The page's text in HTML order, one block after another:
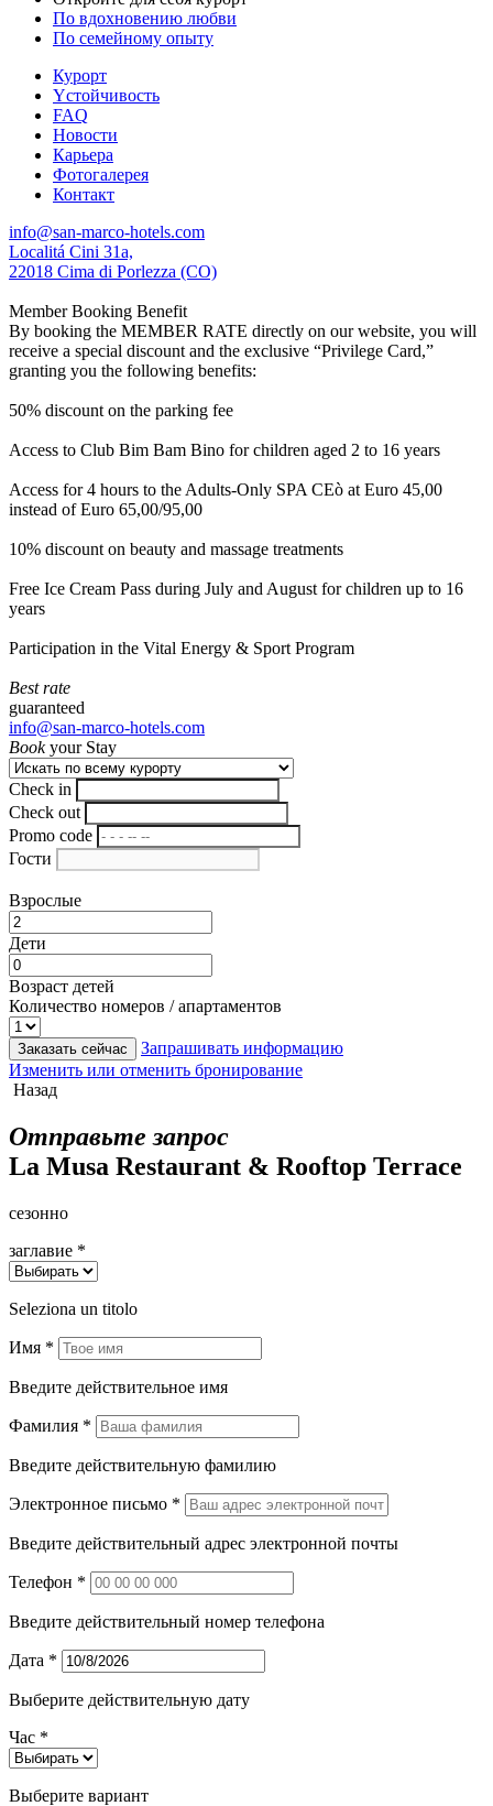
По вдохновению любви
По семейному опыту
Курорт
Yстойчивость
FAQ
Новости
Карьера
Фотогалерея
Контакт
info@san-marco-hotels.com
Localitá Cini 31a,
22018 Cima di Porlezza (CO)
Member Booking Benefit
By booking the MEMBER RATE directly on our website, you will
receive a special discount and the exclusive “Privilege Card,”
granting you the following benefits:
50% discount on the parking fee
Access to Club Bim Bam Bino for children aged 2 to 16 years
Access for 4 hours to the Adults-Only SPA CEò at Euro 45,00
instead of Euro 65,00/95,00
10% discount on beauty and massage treatments
Free Ice Cream Pass during July and August for children up to 16
years
Participation in the Vital Energy & Sport Program
Best rate
guaranteed
info@san-marco-hotels.com
Bookyour Stay
Check in
Check out
Promo code
Гости
Взрослые
Дети
Возраст детей
Количество номеров / апартаментов
Заказать сейчас
Запрашивать информацию
Изменить или отменить бронирование
Назад
Отправьте запрос
La Musa Restaurant & Rooftop Terrace
сезонно
заглавие *
Seleziona un titolo
Имя *
Введите действительное имя
Фамилия *
Введите действительную фамилию
Электронное письмо *
Введите действительный адрес электронной почты
Телефон *
Введите действительный номер телефона
Дата *
Выберите действительную дату
Час *
Выберите вариант